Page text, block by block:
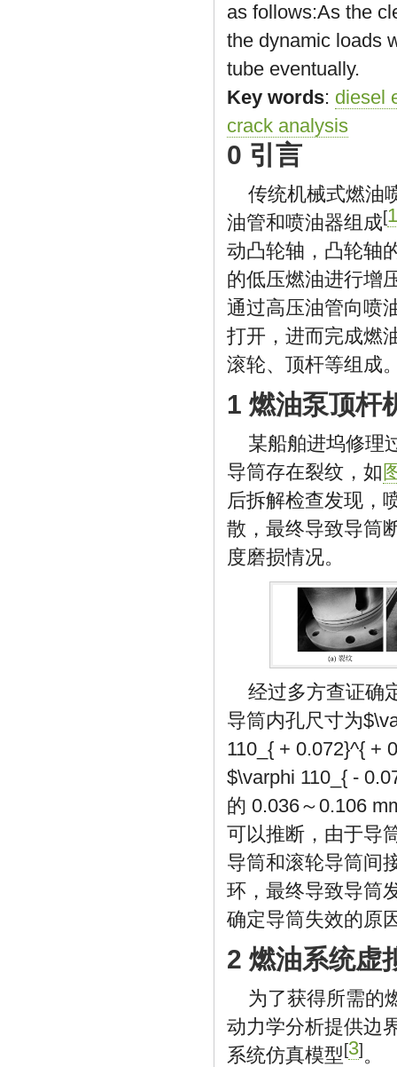
as follows:As the
the dynamic loads
tube eventually.
Key words: diesel
crack analysis
0 引言
传统机械式燃油
油管和喷油器组成[1
动凸轮轴，凸轮轴
的低压燃油进行增
通过高压油管向喷
打开，进而完成燃
滚轮、顶杆等组成
1 燃油泵顶杆
某船舶进坞修理
导筒存在裂纹，如
后拆解检查发现，
散，最终导致导筒
度磨损情况。
经过多方查证确
导筒内孔尺寸为
110_{ + 0.072}^{ +
$\varphi 110_{ -
的 0.036～0.106
可以推断，由于导
导筒和滚轮导筒间
环，最终导致导筒
确定导筒失效的原
2 燃油系统虚
为了获得所需的
动力学分析提供边
系统仿真模型[3]。